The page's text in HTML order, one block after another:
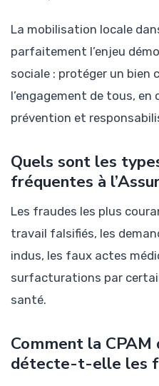
La mobilisation locale
parfaitement l’enjeu
sociale : protéger un bien
l’engagement de tous,
prévention et
Quels sont les
fréquentes à
Les fraudes les plus
travail falsifiés, les
indus, les faux actes
surfacturations par
santé.
Comment la
détecte-t-elle les